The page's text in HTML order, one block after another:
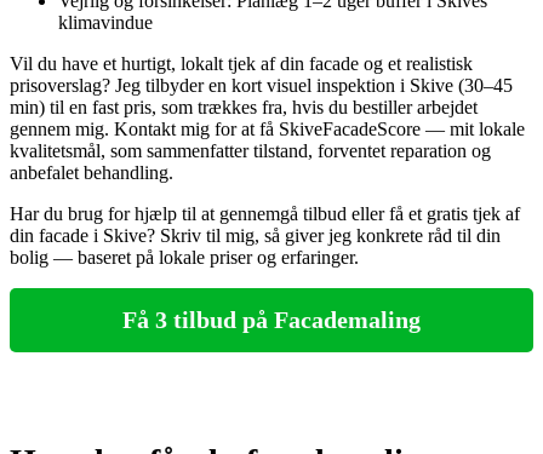
klimavindue
Vil du have et hurtigt, lokalt tjek af din facade og et realistisk
prisoverslag? Jeg tilbyder en kort visuel inspektion i Skive (30–45
min) til en fast pris, som trækkes fra, hvis du bestiller arbejdet
gennem mig. Kontakt mig for at få SkiveFacadeScore — mit lokale
kvalitetsmål, som sammenfatter tilstand, forventet reparation og
anbefalet behandling.
Har du brug for hjælp til at gennemgå tilbud eller få et gratis tjek af
din facade i Skive? Skriv til mig, så giver jeg konkrete råd til din
bolig — baseret på lokale priser og erfaringer.
Få 3 tilbud på Facademaling